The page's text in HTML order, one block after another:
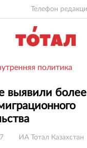
Телефон
политика
выявили
ИА Тотал Казахстан